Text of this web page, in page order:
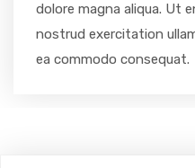
dolore magna aliqua. Ut
nostrud exercitation
ea commodo consequat.